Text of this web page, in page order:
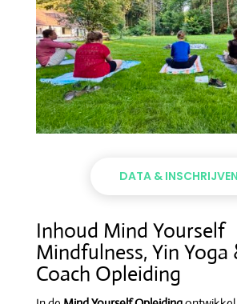
DATA & INSCHRIJVEN
Inhoud Mind Yourself
Mindfulness, Yin Yoga
Coach Opleiding